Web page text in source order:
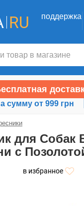
RU поддержка
сумму от 999 грн
для Собак
с
в избранное